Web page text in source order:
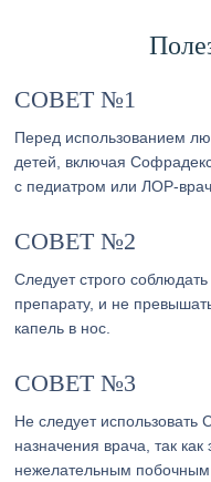
СОВЕТ №1
Перед использованием
детей, включая
с педиатром или ЛОР-
СОВЕТ №2
Следует строго
препарату, и не
капель в нос.
СОВЕТ №3
Не следует использовать
назначения врача, так
нежелательным